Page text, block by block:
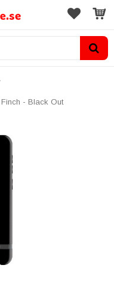
- Black Out